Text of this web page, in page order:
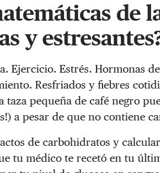
de
y
Ejercicio. Estrés. Hormonas
Resfriados y fiebres
pequeña de café negro
a pesar de que no contiene
de carbohidratos y
tu médico te recetó en tu